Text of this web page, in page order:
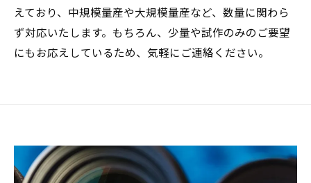
えており、中規模量産や大規模量産など、数量に関わら
ず対応いたします。もちろん、少量や試作のみのご要望
にもお応えしているため、気軽にご連絡ください。